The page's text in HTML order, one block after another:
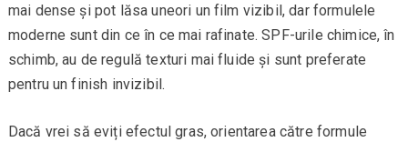
mai dense și pot lăsa uneori un film vizibil, dar formulele
moderne sunt din ce în ce mai rafinate. SPF-urile chimice, în
schimb, au de regulă texturi mai fluide și sunt preferate
pentru un finish invizibil.
Dacă vrei să eviți efectul gras, orientarea către formule